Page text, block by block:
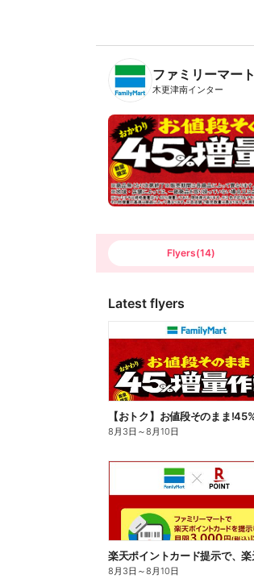
B
n
T
ファミリーマート
木更津南インター
Flyers(14)
Latest flyers
8月3日 ～8月10日
8月3日 ～8月10日